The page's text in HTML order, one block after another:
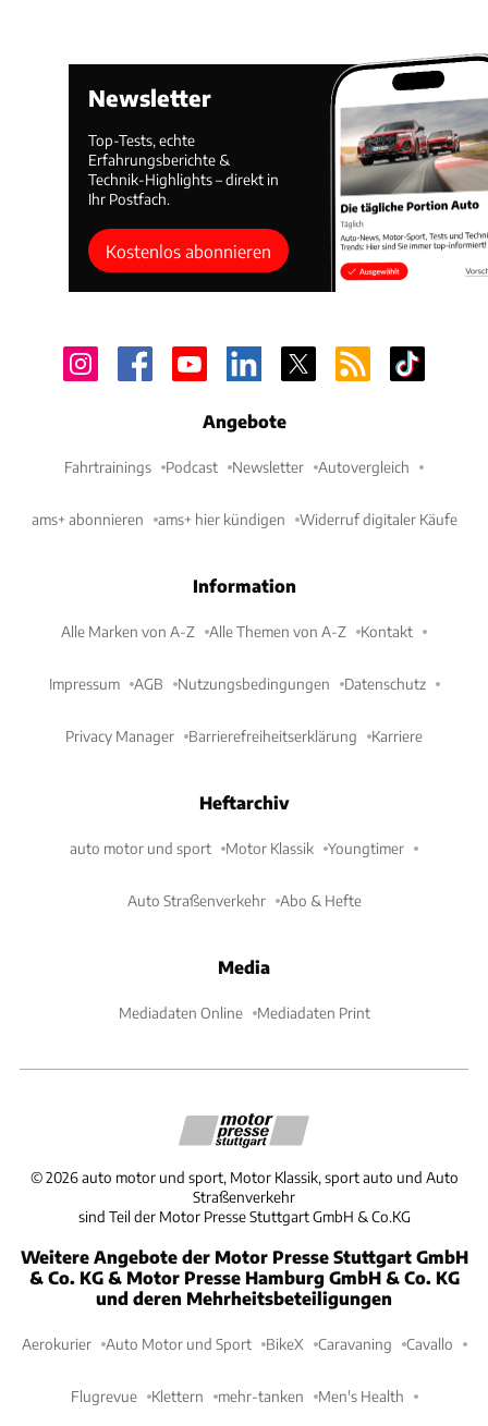
Newsletter
Top-Tests, echte
Erfahrungsberichte &
Technik-Highlights – direkt in
Ihr Postfach.
Kostenlos abonnieren
Angebote
Fahrtrainings Podcast Newsletter Autovergleich
ams+ abonnieren ams+ hier kündigen Widerruf digitaler Käufe
Information
Alle Marken von A-Z Alle Themen von A-Z Kontakt
Impressum AGB Nutzungsbedingungen Datenschutz
Privacy Manager Barrierefreiheitserklärung Karriere
Heftarchiv
auto motor und sport Motor Klassik Youngtimer
Auto Straßenverkehr Abo & Hefte
Media
Mediadaten Online Mediadaten Print
©2026 auto motor und sport, Motor Klassik, sport auto und Auto
Straßenverkehr
sind Teil der Motor Presse Stuttgart GmbH & Co.KG
Weitere Angebote der Motor Presse Stuttgart GmbH
& Co. KG & Motor Presse Hamburg GmbH & Co. KG
und deren Mehrheitsbeteiligungen
Aerokurier Auto Motor und Sport BikeX Caravaning Cavallo
Flugrevue Klettern mehr-tanken Men's Health